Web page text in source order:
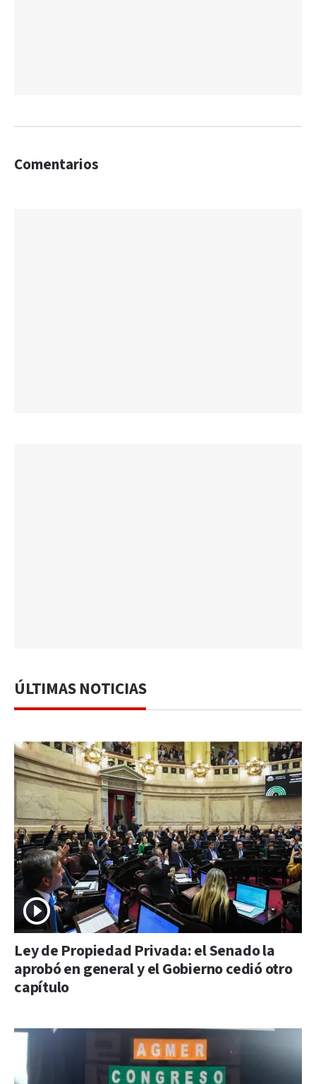
Comentarios
ÚLTIMAS NOTICIAS
Ley de Propiedad Privada: el Senado la
aprobó en general y el Gobierno cedió otro
capítulo